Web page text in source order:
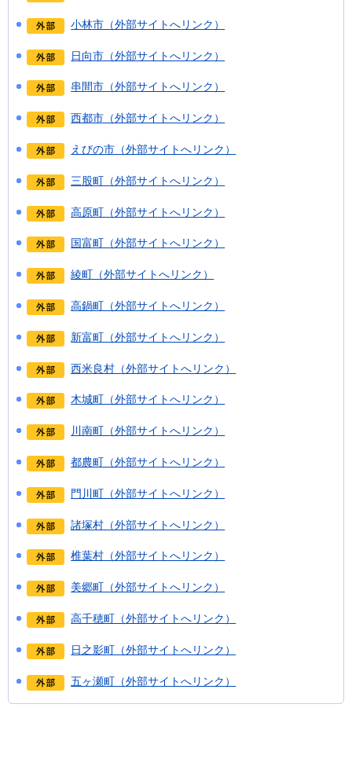
小林市（外部サイトへリンク）
日向市（外部サイトへリンク）
串間市（外部サイトへリンク）
西都市（外部サイトへリンク）
えびの市（外部サイトへリンク）
三股町（外部サイトへリンク）
高原町（外部サイトへリンク）
国富町（外部サイトへリンク）
綾町（外部サイトへリンク）
高鍋町（外部サイトへリンク）
新富町（外部サイトへリンク）
西米良村（外部サイトへリンク）
木城町（外部サイトへリンク）
川南町（外部サイトへリンク）
都農町（外部サイトへリンク）
門川町（外部サイトへリンク）
諸塚村（外部サイトへリンク）
椎葉村（外部サイトへリンク）
美郷町（外部サイトへリンク）
高千穂町（外部サイトへリンク）
日之影町（外部サイトへリンク）
五ヶ瀬町（外部サイトへリンク）